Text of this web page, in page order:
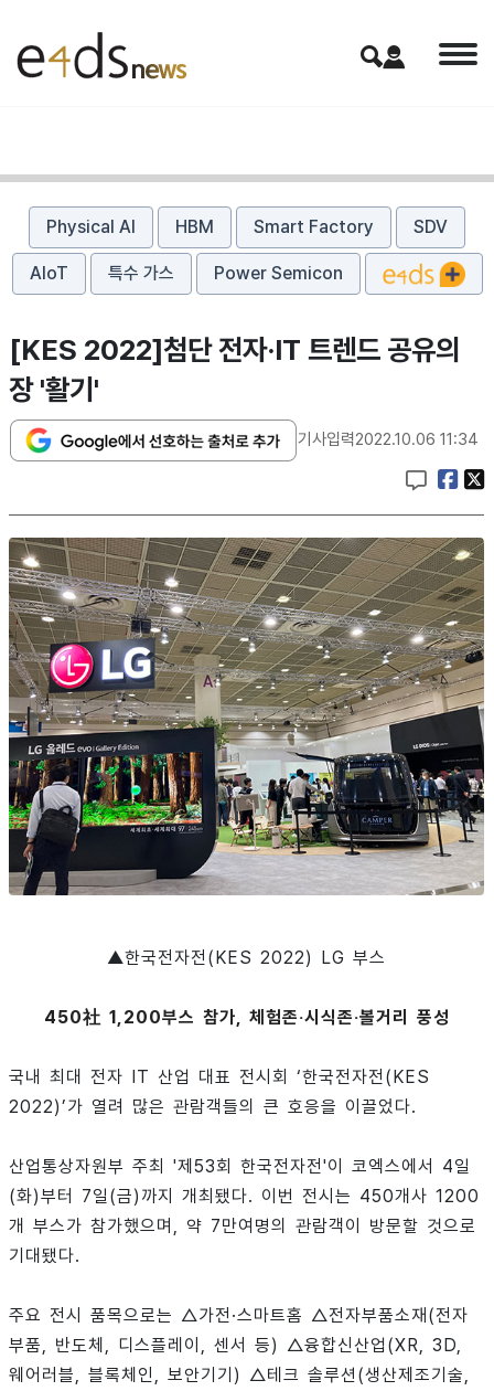
Physical AI HBM Smart Factory SDV
AIoT 특수 가스 Power Semicon
[KES 2022]첨단 전자·IT 트렌드 공유의
장 '활기'
기사입력2022.10.06 11:34
▲한국전자전(KES 2022) LG 부스
450社 1,200부스 참가, 체험존‧시식존‧볼거리 풍성
국내 최대 전자 IT 산업 대표 전시회 ‘한국전자전(KES
2022)’가 열려 많은 관람객들의 큰 호응을 이끌었다.
산업통상자원부 주최 '제53회 한국전자전'이 코엑스에서 4일
(화)부터 7일(금)까지 개최됐다. 이번 전시는 450개사 1200
개 부스가 참가했으며, 약 7만여명의 관람객이 방문할 것으로
기대됐다.
주요 전시 품목으로는 △가전·스마트홈 △전자부품소재(전자
부품, 반도체, 디스플레이, 센서 등) △융합신산업(XR, 3D,
웨어러블, 블록체인, 보안기기) △테크 솔루션(생산제조기술,